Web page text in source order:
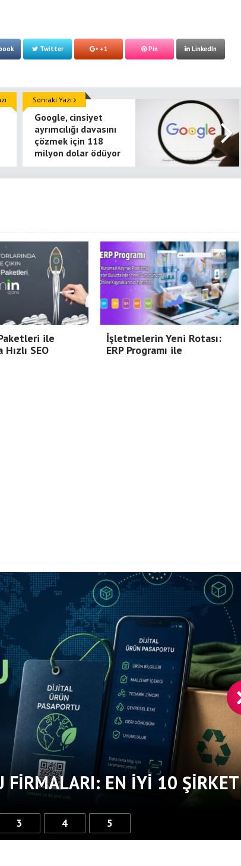
Twitter +1 Pin LinkedIn
Google, cinsiyet
ayrımcılığı davasını
çözmek için 118
milyon dolar ödüyor
Sonraki Yazı
ile
Hızlı SEO
İşletmelerin Yeni Rotası:
ERP Programı ile
FIRMALARI: EN İYI 10 ŞIRKET
3 4 5